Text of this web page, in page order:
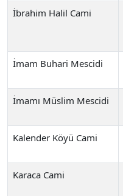
İbrahim Halil Cami
İmam Buhari Mescidi
İmamı Müslim Mescidi
Kalender Köyü Cami
Karaca Cami